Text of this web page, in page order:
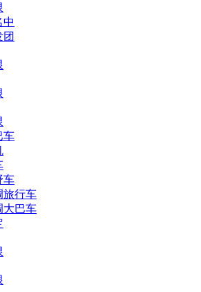
中
团
车
车
旅行车
大巴车